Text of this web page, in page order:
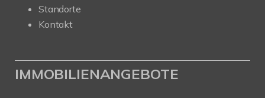
Standorte
Kontakt
IMMOBILIENANGEBOTE